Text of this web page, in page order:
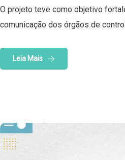
O projeto teve como objetivo
comunicação dos órgãos de
Leia Mais